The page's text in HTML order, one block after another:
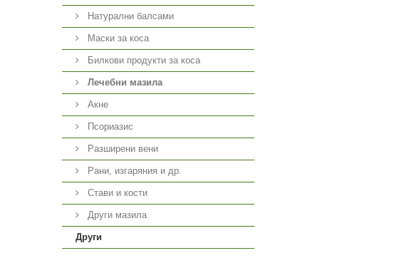
Натурални балсами
Маски за коса
Билкови продукти за коса
Лечебни мазила
Акне
Псориазис
Разширени вени
Рани, изгаряния и др.
Стави и кости
Други мазила
Други